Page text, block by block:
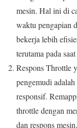
mesin. Hal ini di
waktu pengapian
bekerja lebih
terutama pada
Respons Throttle
pengemudi
responsif.
throttle dengan
dan respons